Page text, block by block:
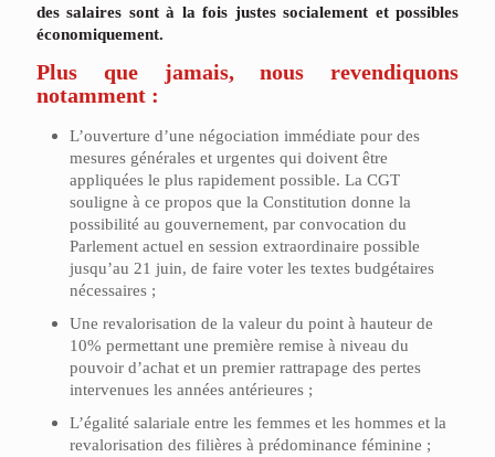
des salaires sont à la fois justes socialement et possibles
économiquement.
Plus que jamais, nous
revendiquons
notamment :
L’ouverture d’une négociation immédiate pour des
mesures générales et urgentes qui doivent être
appliquées le plus rapidement possible. La CGT
souligne à ce propos que la Constitution donne la
possibilité au gouvernement, par convocation du
Parlement actuel en session extraordinaire possible
jusqu’au 21 juin, de faire voter les textes budgétaires
nécessaires ;
Une revalorisation de la valeur du point à hauteur de
10% permettant une première remise à niveau du
pouvoir d’achat et un premier rattrapage des pertes
intervenues les années antérieures ;
L’égalité salariale entre les femmes et les hommes et la
revalorisation des filières à prédominance féminine ;